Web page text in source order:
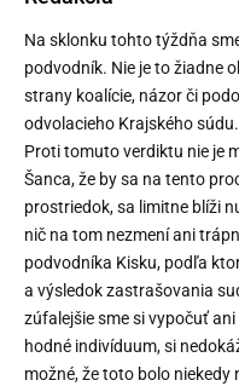
Na sklonku tohto týždňa
podvodník. Nie je to žiadne
strany koalície, názor či
odvolacieho Krajského súdu.
Proti tomuto verdiktu nie je
Šanca, že by sa na tento
prostriedok, sa limitne blíži
nič na tom nezmení ani
podvodníka Kisku, podľa
a výsledok zastrašovania
zúfalejšie sme si vypočuť
hodné indivíduum, si
možné, že toto bolo